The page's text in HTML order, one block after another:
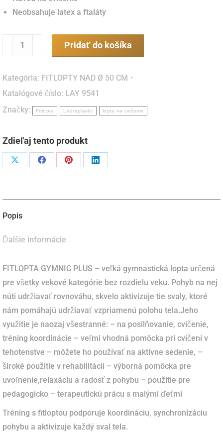
Neobsahuje latex a ftaláty
množstvo
Fitlopta
Plus
75
cm
zelená
(Ledraplastic
Italy)
Pridať do košíka
Kategória: FITLOPTY NAD Ø 50 CM
Katalógové číslo: LAY 9541
Značky:
Fitlopta Ledraplastic lopta na cvičenie
Zdieľaj tento produkt
Podiel Podiel Podiel Podiel
Popis
Ďalšie informácie
FITLOPTA GYMNIC PLUS – veľká gymnastická lopta určená
pre všetky vekové kategórie bez rozdielu veku. Pohyb na nej
núti udržiavať rovnováhu, skvelo aktivizuje tie svaly, ktoré
nám pomáhajú udržiavať vzpriamenú polohu tela.Jeho
využitie je naozaj všestranné: – na posilňovanie, cvičenie,
tréning koordinácie – veľmi vhodná pomôcka pri cvičení v
tehotenstve – môžete ho používať na aktívne sedenie, –
široké použitie v rehabilitácii – výborná pomôcka pre
uvoľnenie,relaxáciu a radosť z pohybu – použitie pre
pedagogicko – terapeutickú prácu s malými ďeťmi
Tréning s fitloptou podporuje koordináciu, synchronizáciu
pohybu a aktivizuje každý sval tela.